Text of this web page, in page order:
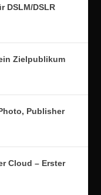
DSLM/DSLR
Zielpublikum
Publisher
Cloud – Erster